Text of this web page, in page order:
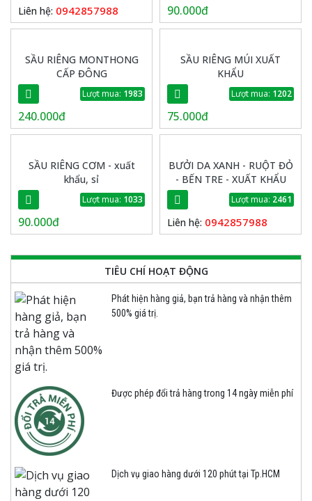
Liên hệ: 0942857988 90.000đ
SẦU RIÊNG MONTHONG
CẤP ĐÔNG
Lượt mua: 1983
240.000đ
SẦU RIÊNG MÚI XUẤT
KHẨU
Lượt mua: 1202
75.000đ
SẦU RIÊNG CƠM - xuất
khẩu, sỉ
Lượt mua: 1033
90.000đ
BƯỞI DA XANH - RUỘT ĐỎ
- BẾN TRE - XUẤT KHẨU
Lượt mua: 2461
Liên hệ: 0942857988
TIÊU CHÍ HOẠT ĐỘNG
Phát hiện hàng giả, bạn trả hàng và nhận thêm
500% giá trị.
Được phép đổi trả hàng trong 14 ngày miễn phí
Dịch vụ giao hàng dưới 120 phút tại Tp.HCM